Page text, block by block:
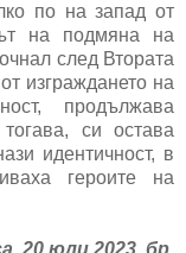
по на запад от
на подмяна на
след Втората
изграждането на
продължава
си остава
идентичност, в
героите на